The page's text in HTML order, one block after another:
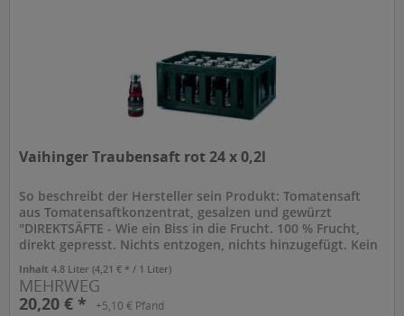
Vaihinger Traubensaft rot 24 x 0,2l
So beschreibt der Hersteller sein Produkt: Tomatensaft
aus Tomatensaftkonzentrat, gesalzen und gewürzt
"DIREKTSÄFTE - Wie ein Biss in die Frucht. 100 % Frucht,
direkt gepresst. Nichts entzogen, nichts hinzugefügt. Kein
Inhalt4.8 Liter(4,21 € * / 1 Liter)
MEHRWEG
20,20 € *
+5,10 € Pfand